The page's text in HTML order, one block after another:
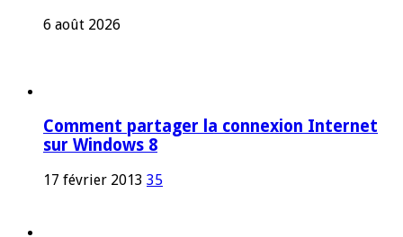
6 août 2026
Comment partager la connexion Internet
sur Windows 8
17 février 2013 35